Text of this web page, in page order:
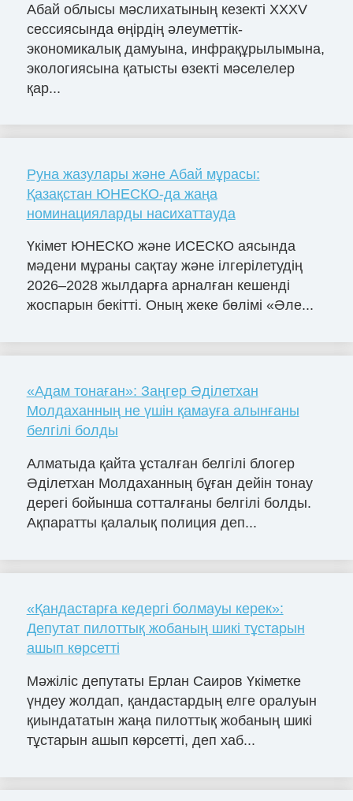
Абай облысы мәслихатының кезекті ХХХV
сессиясында өңірдің әлеуметтік-
экономикалық дамуына, инфрақұрылымына,
экологиясына қатысты өзекті мәселелер
қар...
Руна жазулары және Абай мұрасы:
Қазақстан ЮНЕСКО-да жаңа
номинацияларды насихаттауда
Үкімет ЮНЕСКО және ИСЕСКО аясында
мәдени мұраны сақтау және ілгерілетудің
2026–2028 жылдарға арналған кешенді
жоспарын бекітті. Оның жеке бөлімі «Әле...
«Адам тонаған»: Заңгер Әділетхан
Молдаханның не үшін қамауға алынғаны
белгілі болды
Алматыда қайта ұсталған белгілі блогер
Әділетхан Молдаханның бұған дейін тонау
дерегі бойынша сотталғаны белгілі болды.
Ақпаратты қалалық полиция деп...
«Қандастарға кедергі болмауы керек»:
Депутат пилоттық жобаның шикі тұстарын
ашып көрсетті
Мәжіліс депутаты Ерлан Саиров Үкіметке
үндеу жолдап, қандастардың елге оралуын
қиындататын жаңа пилоттық жобаның шикі
тұстарын ашып көрсетті, деп хаб...